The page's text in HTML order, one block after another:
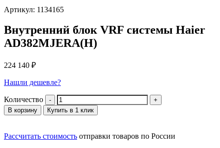
Артикул: 1134165
Внутренний блок VRF системы Haier
AD382MJERA(H)
224 140 ₽
Нашли дешевле?
Количество
В корзину Купить в 1 клик
Рассчитать стоимость отправки товаров по России